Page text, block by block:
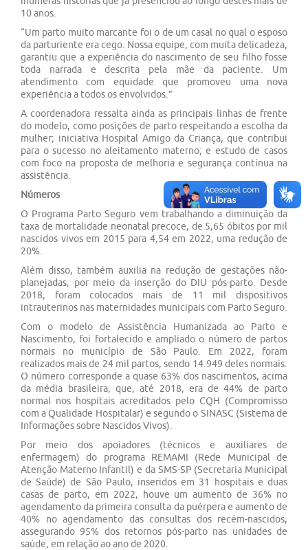
10 anos.
“Um parto muito marcante foi o de um casal no qual o esposo
da parturiente era cego. Nossa equipe, com muita delicadeza,
garantiu que a experiência do nascimento de seu filho fosse
toda narrada e descrita pela mãe da paciente. Um
atendimento com equidade que promoveu uma nova
experiência a todos os envolvidos.”
A coordenadora ressalta ainda as principais linhas de frente
do modelo, como posições de parto respeitando a escolha da
mulher; iniciativa Hospital Amigo da Criança, que contribui
para o sucesso no aleitamento materno; e estudo de casos
com foco na proposta de melhoria e segurança contínua na
assistência.
Números
O Programa Parto Seguro vem trabalhando a diminuição da
taxa de mortalidade neonatal precoce, de 5,65 óbitos por mil
nascidos vivos em 2015 para 4,54 em 2022, uma redução de
20%.
Além disso, também auxilia na redução de gestações não-
planejadas, por meio da inserção do DIU pós-parto. Desde
2018, foram colocados mais de 11 mil dispositivos
intrauterinos nas maternidades municipais com Parto Seguro.
Com o modelo de Assistência Humanizada ao Parto e
Nascimento, foi fortalecido e ampliado o número de partos
normais no município de São Paulo. Em 2022, foram
realizados mais de 24 mil partos, sendo 14.949 deles normais.
O número corresponde a quase 63% dos nascimentos, acima
da média brasileira, que, até 2018, era de 44% de parto
normal nos hospitais acreditados pelo CQH (Compromisso
com a Qualidade Hospitalar) e segundo o SINASC (Sistema de
Informações sobre Nascidos Vivos).
Por meio dos apoiadores (técnicos e auxiliares de
enfermagem) do programa REMAMI (Rede Municipal de
Atenção Materno Infantil) e da SMS-SP (Secretaria Municipal
de Saúde) de São Paulo, inseridos em 31 hospitais e duas
casas de parto, em 2022, houve um aumento de 36% no
agendamento da primeira consulta da puérpera e aumento de
40% no agendamento das consultas dos recém-nascidos,
assegurando 95% dos retornos pós-parto nas unidades de
saúde, em relação ao ano de 2020.